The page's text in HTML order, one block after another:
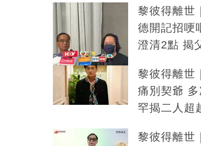
黎彼得離世
德開記招哽
澄清2點 揭
黎彼得離世
痛別契爺
罕揭二人超
黎彼得離世